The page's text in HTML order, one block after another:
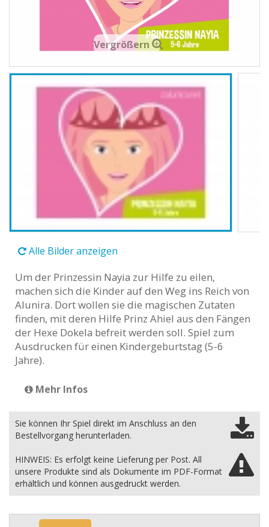
Vergrößern
Alle Bilder anzeigen
Um der Prinzessin Nayia zur Hilfe zu eilen,
machen sich die Kinder auf den Weg ins Reich von
Alunira. Dort wollen sie die magischen Zutaten
finden, mit deren Hilfe Prinz Ahiel aus den Fängen
der Hexe Dokela befreit werden soll. Spiel zum
Ausdrucken für einen Kindergeburtstag (5-6
Jahre).
Mehr Infos
Sie können Ihr Spiel direkt im Anschluss an den
Bestellvorgang herunterladen.
HINWEIS: Es erfolgt keine Lieferung per Post. All
unsere Produkte sind als Dokumente im PDF-Format
erhältlich und können ausgedruckt werden.